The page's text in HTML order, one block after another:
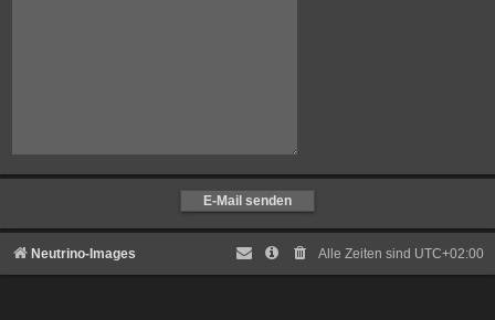
Neutrino-Images Alle Zeiten sind UTC+02:00